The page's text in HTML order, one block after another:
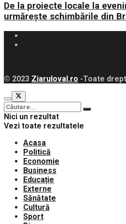
De la proiecte locale la
urmărește schimbările din
© 2023 Ziaruloval.ro -Toate
Nici un rezultat
Vezi toate rezultatele
Acasa
Politică
Economie
Business
Educație
Externe
Sănătate
Cultură
Sport